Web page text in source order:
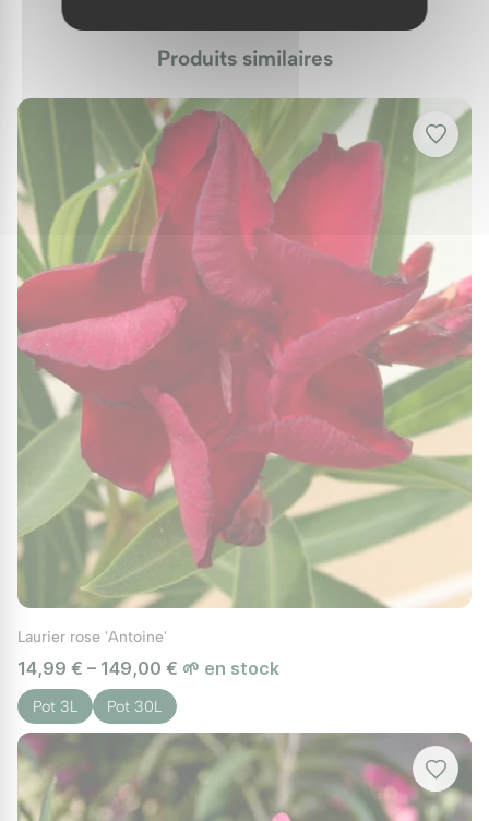
infestation se produit, des traitements naturels tels
que le savon insecticide peuvent être appliqués
Protection hivernale
Durant l'hiver, une protection contre le gel est
conseillée, surtout dans les régions les plus froides.
Appliquez un paillage autour de la base de la plante
afin de protéger les racines du froid.
Utilisations au jardin
Le Laurier-rose nain 'Nain rouge maravenne'
s'intègre harmonieusement dans divers
aménagements paysagers : il est idéal en bordure de
massifs, en pots, en haies basses ou comme point
focal au sein d'un jardin. Sa belle floraison et sa
résistance apportent un charme unique, faisant de
lui un excellent compagnon pour d'autres plantes
méditerranéennes comme la lavande ou le romarin.
Idéal associé auLaurier Rose Zenith et auLaurier
Rose Jannoch Nerium Oleander Jannoch
composer un décor cohérent au fil des saisons.
Produits similaires
Laurier rose 'Antoine'
14,99 € – 149,00 € 🌱 en stock
Pot 3L Pot 30L